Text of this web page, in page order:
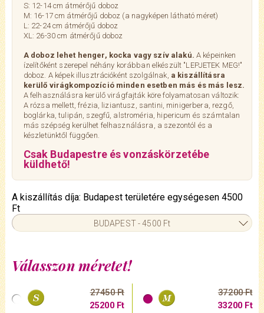
S: 12-14 cm átmérőjű doboz
M: 16-17 cm átmérőjű doboz (a nagyképen látható méret)
L: 22-24 cm átmérőjű doboz
XL: 26-30 cm átmérőjű doboz
A doboz lehet henger, kocka vagy szív alakú. A képeinken
ízelítőként szerepel néhány korábban elkészült "LEPJETEK MEG!"
doboz. A képek illusztrációként szolgálnak, a kiszállításra
kerülő virágkompozíció minden esetben más és más lesz.
A felhasználásra kerülő virágfajták köre folyamatosan változik:
A rózsa mellett, frézia, liziantusz, santini, minigerbera, rezgő,
boglárka, tulipán, szegfű, alstroméria, hipericum és számtalan
más szépség kerülhet felhasználásra, a szezontól és a
készletünktől függően.
Csak Budapestre és vonzáskörzetébe
küldhető!
Válasszon méretet!
27450 Ft
25200 Ft
37200 Ft
33200 Ft
A kiszállítás díja: Budapest területére egységesen 4500
Ft
BUDAPEST - 4500 Ft